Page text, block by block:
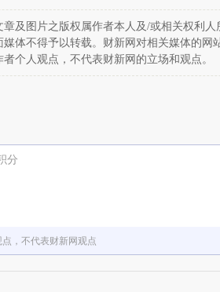
及图片之版权属作者本人及/或相关权利人
体不得予以转载。财新网对相关媒体的网
个人观点，不代表财新网的立场和观点。
分
，不代表财新网观点